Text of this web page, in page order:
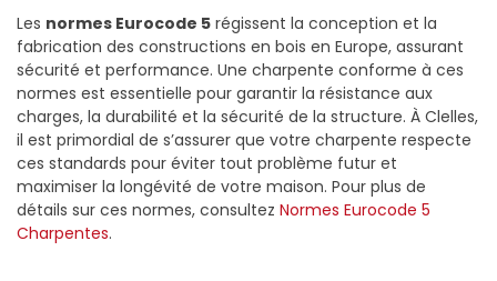
Les normes Eurocode 5 régissent la conception et la
fabrication des constructions en bois en Europe, assurant
sécurité et performance. Une charpente conforme à ces
normes est essentielle pour garantir la résistance aux
charges, la durabilité et la sécurité de la structure. À Clelles,
il est primordial de s’assurer que votre charpente respecte
ces standards pour éviter tout problème futur et
maximiser la longévité de votre maison. Pour plus de
détails sur ces normes, consultez Normes Eurocode 5
Charpentes.